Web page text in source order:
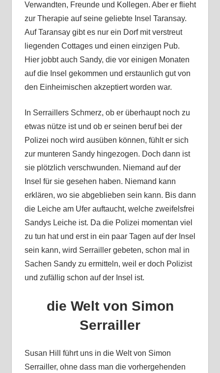
Verwandten, Freunde und Kollegen. Aber er flieht
zur Therapie auf seine geliebte Insel Taransay.
Auf Taransay gibt es nur ein Dorf mit verstreut
liegenden Cottages und einen einzigen Pub.
Hier jobbt auch Sandy, die vor einigen Monaten
auf die Insel gekommen und erstaunlich gut von
den Einheimischen akzeptiert worden war.
In Serraillers Schmerz, ob er überhaupt noch zu
etwas nütze ist und ob er seinen beruf bei der
Polizei noch wird ausüben können, fühlt er sich
zur munteren Sandy hingezogen. Doch dann ist
sie plötzlich verschwunden. Niemand auf der
Insel für sie gesehen haben. Niemand kann
erklären, wo sie abgeblieben sein kann. Bis dann
die Leiche am Ufer auftaucht, welche zweifelsfrei
Sandys Leiche ist. Da die Polizei momentan viel
zu tun hat und erst in ein paar Tagen auf der Insel
sein kann, wird Serrailler gebeten, schon mal in
Sachen Sandy zu ermitteln, weil er doch Polizist
und zufällig schon auf der Insel ist.
die Welt von Simon
Serrailler
Susan Hill führt uns in die Welt von Simon
Serrailler, ohne dass man die vorhergehenden